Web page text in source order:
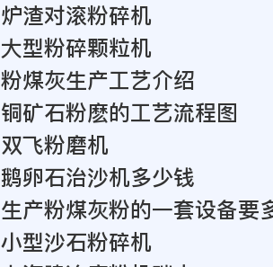
炉渣对滚粉碎机
大型粉碎颗粒机
粉煤灰生产工艺介绍
铜矿石粉麽的工艺流程图
双飞粉磨机
鹅卵石治沙机多少钱
生产粉煤灰粉的一套设备要
小型沙石粉碎机